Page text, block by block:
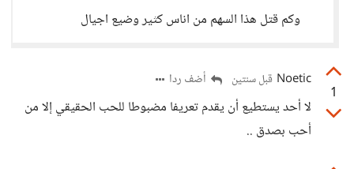
وكم قتل هذا السهم من اناس كثير وضيع اجيال
1
Noetic قبل سنتين أضف ردا
لا أحد يستطيع أن يقدم تعريفا مضبوطا للحب الحقيقي إلا من
أحب بصدق ..